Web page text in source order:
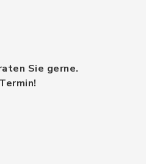
Sie gerne.